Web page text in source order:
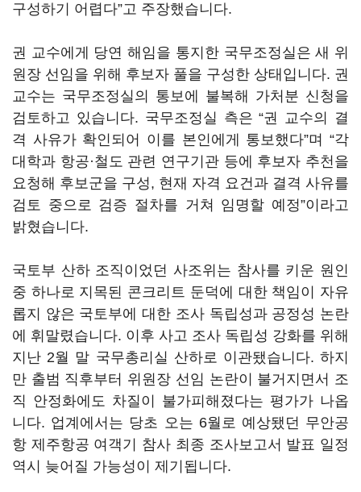
구성하기 어렵다”고 주장했습니다.
권 교수에게 당연 해임을 통지한 국무조정실은 새 위
원장 선임을 위해 후보자 풀을 구성한 상태입니다. 권
교수는 국무조정실의 통보에 불복해 가처분 신청을
검토하고 있습니다. 국무조정실 측은 “권 교수의 결
격 사유가 확인되어 이를 본인에게 통보했다”며 “각
대학과 항공·철도 관련 연구기관 등에 후보자 추천을
요청해 후보군을 구성, 현재 자격 요건과 결격 사유를
검토 중으로 검증 절차를 거쳐 임명할 예정”이라고
밝혔습니다.
국토부 산하 조직이었던 사조위는 참사를 키운 원인
중 하나로 지목된 콘크리트 둔덕에 대한 책임이 자유
롭지 않은 국토부에 대한 조사 독립성과 공정성 논란
에 휘말렸습니다. 이후 사고 조사 독립성 강화를 위해
지난 2월 말 국무총리실 산하로 이관됐습니다. 하지
만 출범 직후부터 위원장 선임 논란이 불거지면서 조
직 안정화에도 차질이 불가피해졌다는 평가가 나옵
니다. 업계에서는 당초 오는 6월로 예상됐던 무안공
항 제주항공 여객기 참사 최종 조사보고서 발표 일정
역시 늦어질 가능성이 제기됩니다.